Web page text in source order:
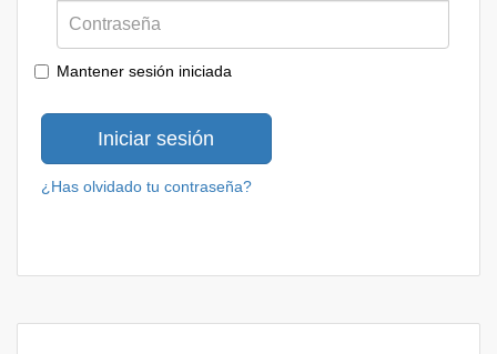
Mantener sesión iniciada
Iniciar sesión
¿Has olvidado tu contraseña?